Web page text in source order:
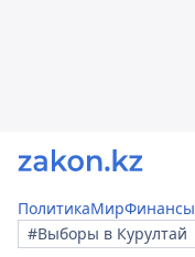
ПолитикаМирФинансы
#Выборы в Курултай